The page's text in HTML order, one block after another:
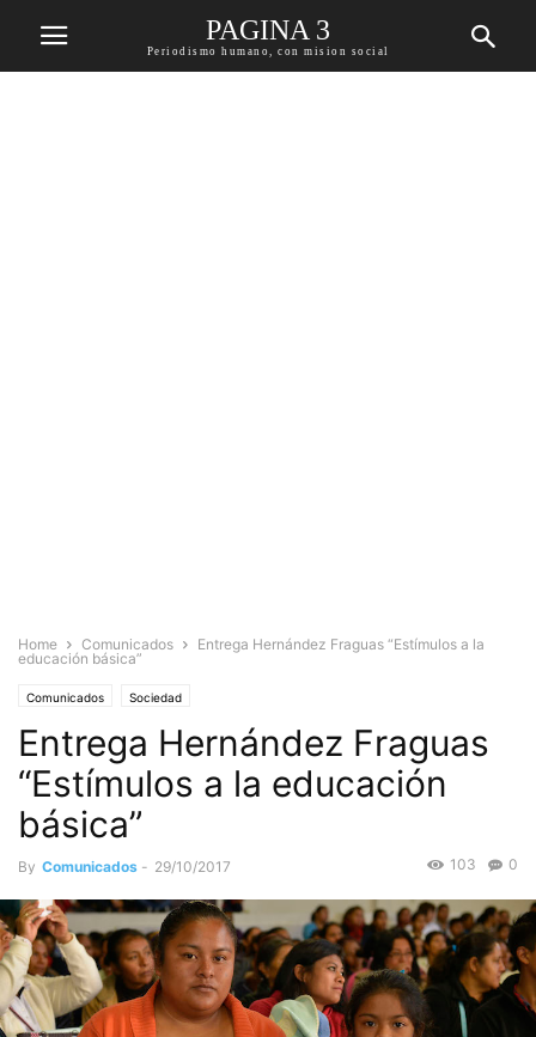
PAGINA 3
Periodismo humano, con mision social
Home Comunicados
Entrega Hernández Fraguas “Estímulos a la
educación básica”
Comunicados Sociedad
Entrega Hernández Fraguas
“Estímulos a la educación
básica”
By Comunicados - 29/10/2017 0
103